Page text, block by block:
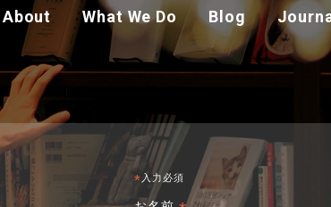
About What We Do Blog
*入力必須